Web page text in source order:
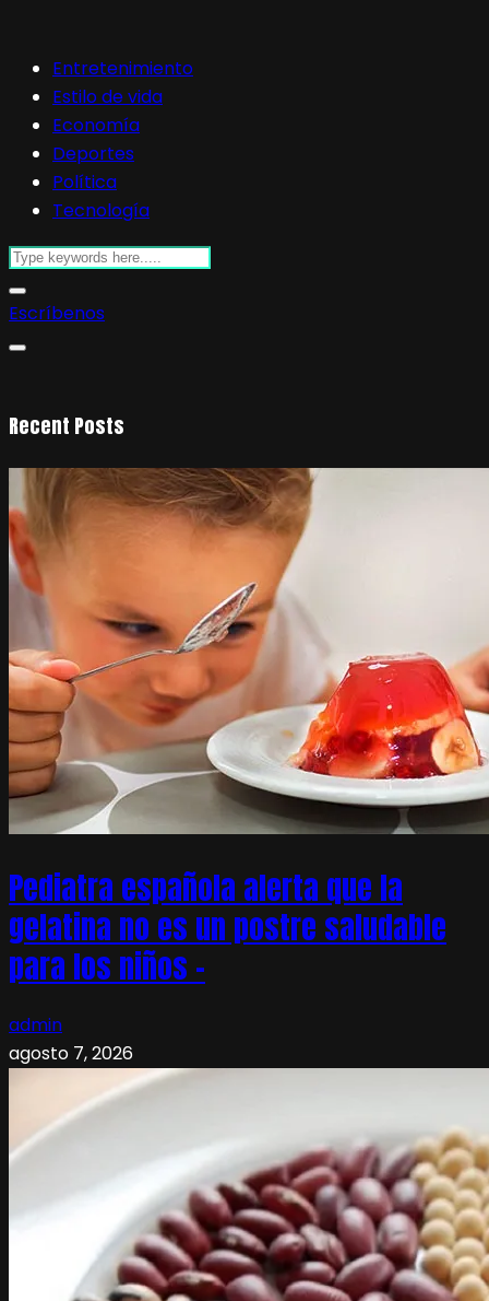
Entretenimiento
Estilo de vida
Economía
Deportes
Política
Tecnología
Escríbenos
Recent Posts
Pediatra española alerta que la
gelatina no es un postre saludable
para los niños –
admin
agosto 7, 2026